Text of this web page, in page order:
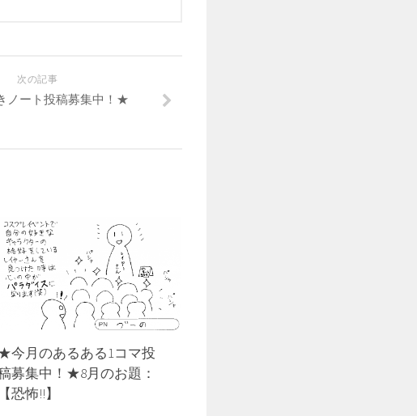
次の記事
ノート投稿募集中！★
今月のあるある1コマ投
募集中！★8月のお題：
【恐怖!!】